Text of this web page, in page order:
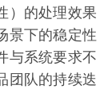
）的处理效果
景下的稳定性
与系统要求不
团队的持续迭